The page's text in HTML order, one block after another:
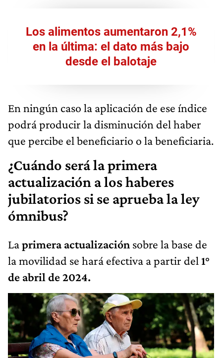
Los alimentos aumentaron 2,1%
en la última: el dato más bajo
desde el balotaje
En ningún caso la aplicación de ese índice
podrá producir la disminución del haber
que percibe el beneficiario o la beneficiaria.
¿Cuándo será la primera
actualización a los haberes
jubilatorios si se aprueba la ley
ómnibus?
Laprimera actualización sobre la base de
la movilidad se hará efectiva a partir del 1°
de abril de 2024.